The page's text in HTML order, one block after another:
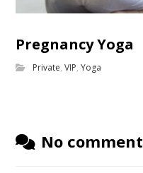
Pregnancy Yoga
Private,VIP,Yoga
No comment